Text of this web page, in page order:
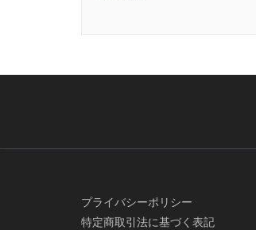
プライバシーポリシー
特定商取引法に基づく表記